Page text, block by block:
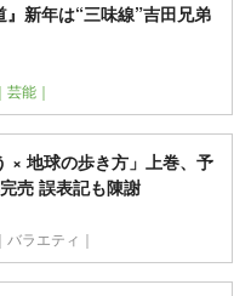
新年は“三味線”吉田兄弟
｜芸能｜
× 地球の歩き方」上巻、予
売 誤表記も陳謝
｜バラエティ｜